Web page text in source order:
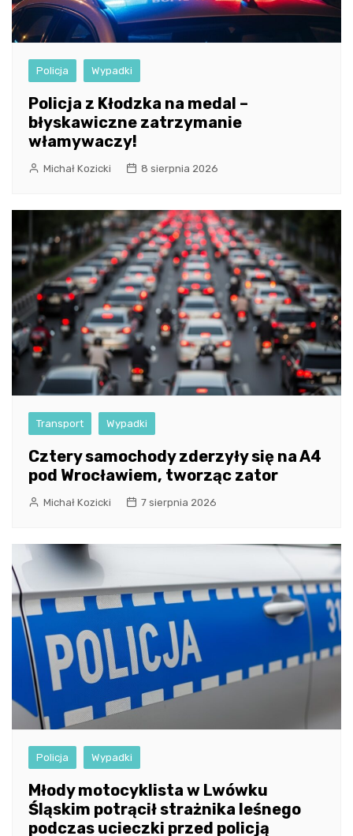
Policja Wypadki
Policja z Kłodzka na medal –
błyskawiczne zatrzymanie
włamywaczy!
Michał Kozicki 8 sierpnia 2026
Transport Wypadki
Cztery samochody zderzyły się na A4
pod Wrocławiem, tworząc zator
Michał Kozicki 7 sierpnia 2026
Policja Wypadki
Młody motocyklista w Lwówku
Śląskim potrącił strażnika leśnego
podczas ucieczki przed policją